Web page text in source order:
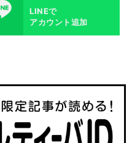
LINEで
アカウント追加